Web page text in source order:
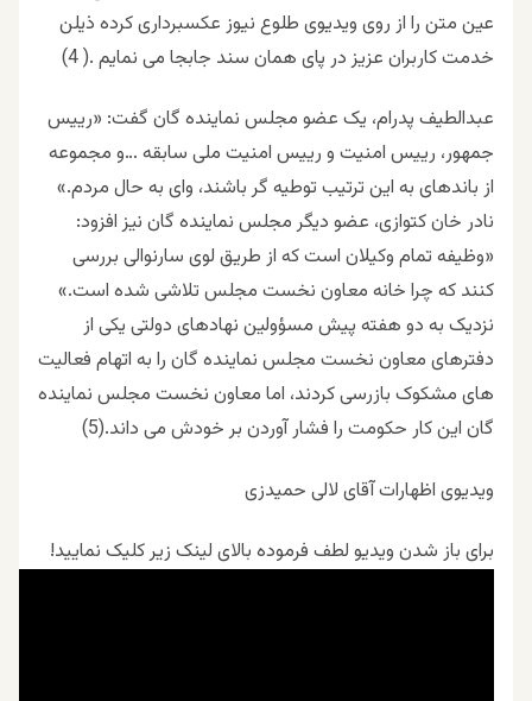
عین متن را از روی ویدیوی طلوع نیوز عکسبرداری کرده ذیلن
خدمت کاربران عزیز در پای همان سند جابجا می نمایم .( 4)
عبدالطیف پدرام، یک عضو مجلس نماینده گان گفت: «رییس
جمهور، رییس امنیت و رییس امنیت ملی سابقه …و مجموعه
از باندهای به این ترتیب توطیه گر باشند، وای به حال مردم.»
نادر خان کتوازی، عضو دیگر مجلس نماینده گان نیز افزود:
«وظیفه تمام وکیلان است که از طریق لوی سارنوالی بررسی
کنند که چرا خانه معاون نخست مجلس تلاشی شده است.»
نزدیک به دو هفته پیش مسؤولین نهادهای دولتی یکی از
دفترهای معاون نخست مجلس نماینده گان را به اتهام فعالیت
های مشکوک بازرسی کردند، اما معاون نخست مجلس نماینده
گان این کار حکومت را فشار آوردن بر خودش می داند.(5)
ویدیوی اظهارات آقای لالی حمیدزی
برای باز شدن ویدیو لطف فرموده بالای لینک زیر کلیک نمایید!